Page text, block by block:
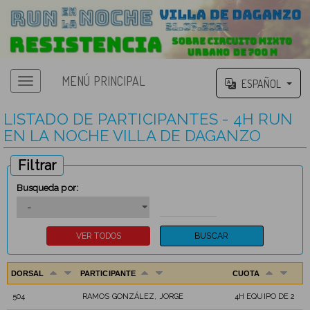
MENÚ PRINCIPAL ESPAÑOL
LISTADO DE PARTICIPANTES - 4H RUN
EN LA NOCHE VILLA DE DAGANZO
Filtrar
Busqueda por:
DORSAL PARTICIPANTE CUOTA
504 RAMOS GONZÁLEZ, JORGE 4H EQUIPO DE 2